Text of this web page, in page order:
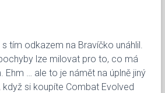
tím odkazem na Bravíčko unáhlil.
lze milovat pro to, co má
Ehm … ale to je námět na úplně jiný
když si koupíte Combat Evolved